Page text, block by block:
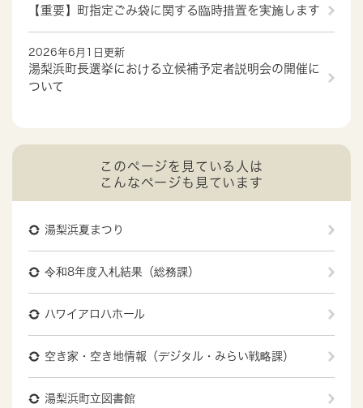
【重要】町指定ごみ袋に関する臨時措置を実施します
2026年6月1日更新
湯梨浜町長選挙における立候補予定者説明会の開催に
ついて
このページを見ている人は
こんなページも見ています
湯梨浜夏まつり
令和8年度入札結果（総務課）
ハワイアロハホール
空き家・空き地情報（デジタル・みらい戦略課）
湯梨浜町立図書館